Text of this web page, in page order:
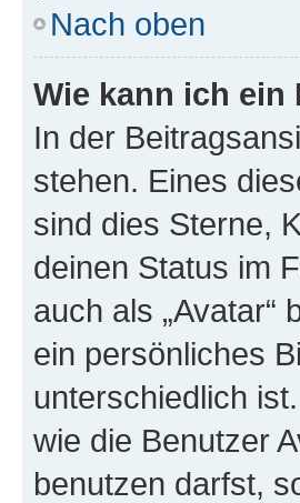
Nach oben
Wie kann ich ein
In der
stehen. Eines
sind dies Sterne,
deinen Status im
auch als „Avatar“
ein persönliches
unterschiedlich
wie die Benutzer
benutzen darfst,